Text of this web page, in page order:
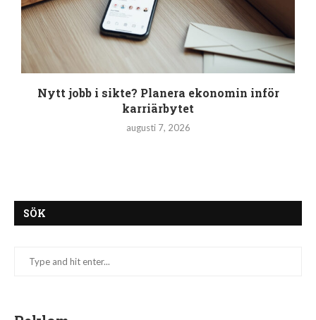
Nytt jobb i sikte? Planera ekonomin inför
karriärbytet
augusti 7, 2026
SÖK